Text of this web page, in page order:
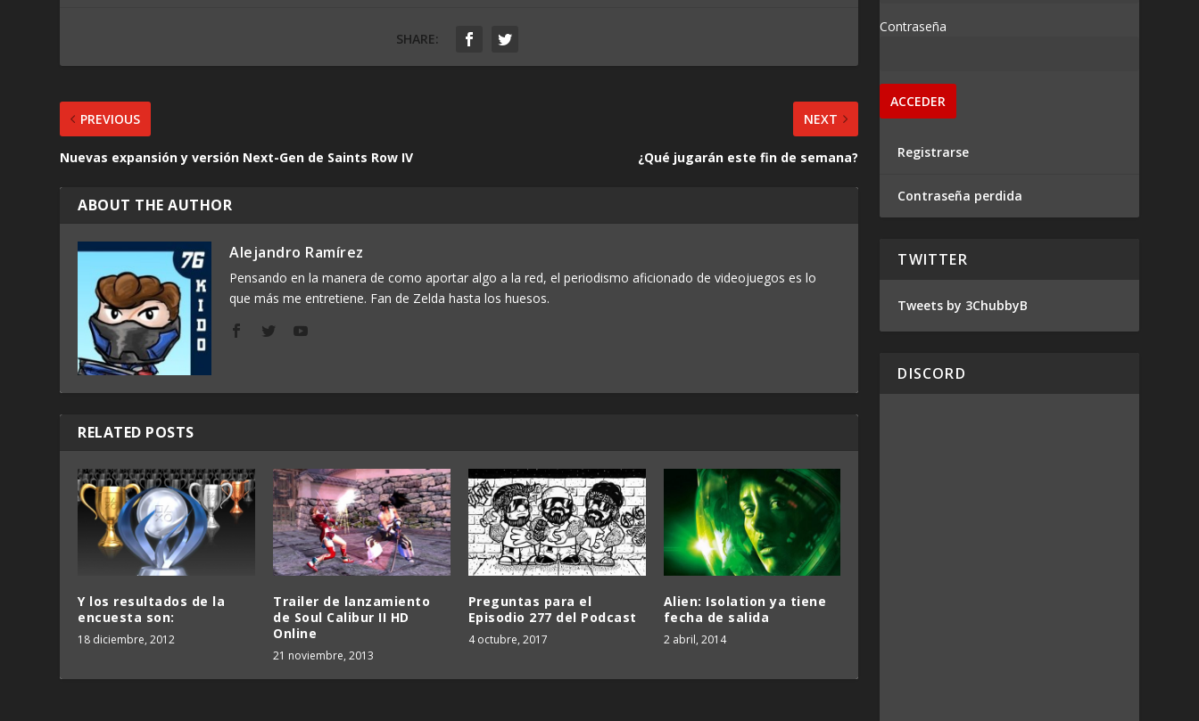
SHARE:
PREVIOUS
Nuevas expansión y versión Next-Gen de Saints Row IV
NEXT
¿Qué jugarán este fin de semana?
ABOUT THE AUTHOR
Alejandro Ramírez
Pensando en la manera de como aportar algo a la red, el periodismo aficionado de videojuegos es lo
que más me entretiene. Fan de Zelda hasta los huesos.
RELATED POSTS
Y los resultados de la
encuesta son:
18 diciembre, 2012
Trailer de lanzamiento
de Soul Calibur II HD
Online
21 noviembre, 2013
Preguntas para el
Episodio 277 del Podcast
4 octubre, 2017
Alien: Isolation ya tiene
fecha de salida
2 abril, 2014
Contraseña
Registrarse
Contraseña perdida
TWITTER
Tweets by 3ChubbyB
DISCORD